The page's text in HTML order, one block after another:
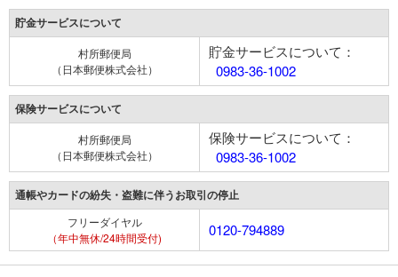
貯金サービスについて
村所郵便局
（日本郵便株式会社）
貯金サービスについて：
0983-36-1002
保険サービスについて
村所郵便局
（日本郵便株式会社）
保険サービスについて：
0983-36-1002
通帳やカードの紛失・盗難に伴うお取引の停止
フリーダイヤル
（年中無休/24時間受付)
0120-794889